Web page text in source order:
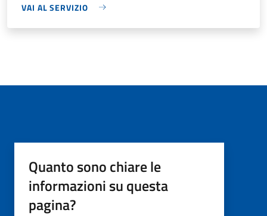
VAI AL SERVIZIO
Quanto sono chiare le
informazioni su questa
pagina?